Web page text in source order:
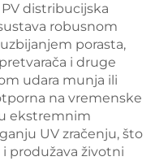
distribucijska
robusnom
porasta,
i druge
udara munja ili
na vremenske
ekstremnim
UV zračenju, što
produžava životni